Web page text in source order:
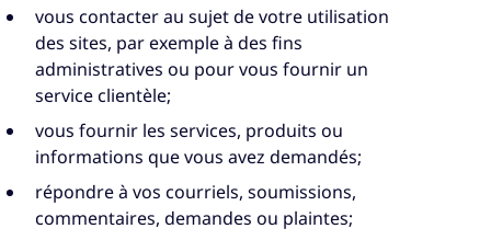
vous contacter au sujet de votre utilisation
des sites, par exemple à des fins
administratives ou pour vous fournir un
service clientèle;
vous fournir les services, produits ou
informations que vous avez demandés;
répondre à vos courriels, soumissions,
commentaires, demandes ou plaintes;